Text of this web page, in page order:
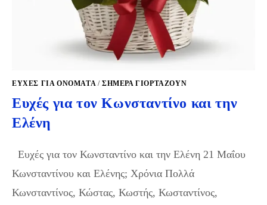
ΕΥΧΈΣ ΓΙΑ ΟΝΌΜΑΤΑ/ΣΉΜΕΡΑ ΓΙΟΡΤΆΖΟΥΝ
Ευχές για τον Κωνσταντίνο και την
Ελένη
Ευχές για τον Κωνσταντίνο και την Ελένη 21 Μαΐου
Κωνσταντίνου και Ελένης; Χρόνια Πολλά
Κωνσταντίνος, Κώστας, Κωστής, Κωσταντίνος,